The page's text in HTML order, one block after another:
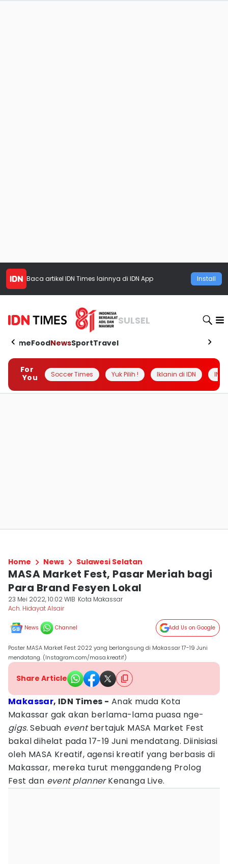
Baca artikel IDN Times lainnya di IDN App Install
SULSEL
HomeFoodNewsSportTravel
For
You
Soccer Times Yuk Pilih ! Iklanin di IDN
Home News Sulawesi Selatan
MASA Market Fest, Pasar Meriah bagi
Para Brand Fesyen Lokal
23 Mei 2022, 10:02 WIB Kota Makassar
Ach. Hidayat Alsair
News Channel Add Us on Google
Poster MASA Market Fest 2022 yang berlangsung di Makassar 17-19 Juni
mendatang. (Instagram.com/masa.kreatif)
Share Article
Makassar, IDN Times - Anak muda Kota
Makassar gak akan berlama-lama puasa nge-
gigs. Sebuah eventbertajuk MASA Market Fest
bakal dihelat pada 17-19 Juni mendatang. Diinisiasi
oleh MASA Kreatif, agensi kreatif yang berbasis di
Makassar, mereka turut menggandeng Prolog
Fest dan event plannerKenanga Live.